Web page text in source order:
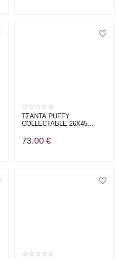
ΤΣΑΝΤΑ PUFFY
COLLECTABLE 26Χ45
POWER ROMANCE
73.00 €